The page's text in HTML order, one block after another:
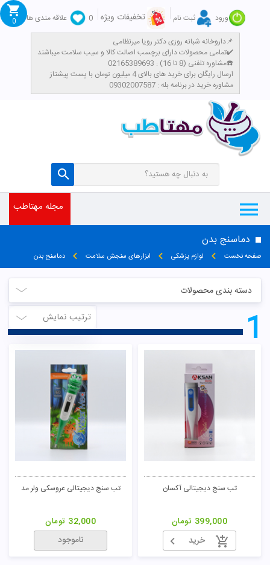
ورود ثبت نام تخفیفات ویژه 0
علاقه مندی ها
داروخانه شبانه روزی دکتر رویا میرنظامی📌
تمامی محصولات دارای برچسب اصالت کالا و سیب سلامت میباشند✔️
مشاوره تلفنی (8 تا 16) : 02165389693☎️
​ارسال رایگان برای خرید های بالای 4 میلیون تومان با پست پیشتاز
مشاوره خرید در برنامه بله : 09302007587
0
مجله مهتاطب
دماسنج بدن
صفحه نخست لوازم پزشکی ابزارهای سنجش سلامت دماسنج بدن
دسته بندی محصولات
ترتیب نمایش
1
تب سنج دیجیتالی آکسان
399,000 تومان
خرید
تب سنج دیجیتالی عروسکی ولر مد
32,000 تومان
ناموجود